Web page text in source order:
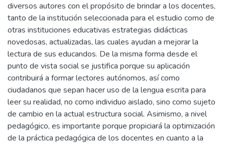
diversos autores con el propósito de brindar a los docentes,
tanto de la institución seleccionada para el estudio como de
otras instituciones educativas estrategias didácticas
novedosas, actualizadas, las cuales ayudan a mejorar la
lectura de sus educandos. De la misma forma desde el
punto de vista social se justifica porque su aplicación
contribuirá a formar lectores autónomos, así como
ciudadanos que sepan hacer uso de la lengua escrita para
leer su realidad, no como individuo aislado, sino como sujeto
de cambio en la actual estructura social. Asimismo, a nivel
pedagógico, es importante porque propiciará la optimización
de la práctica pedagógica de los docentes en cuanto a la